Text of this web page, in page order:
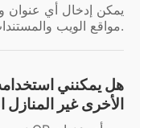
يمكن إدخال أي عنوان
مواقع الويب والمستندات ونماذج التسجيل.
هل يمكنني
الأخرى غير المنازل